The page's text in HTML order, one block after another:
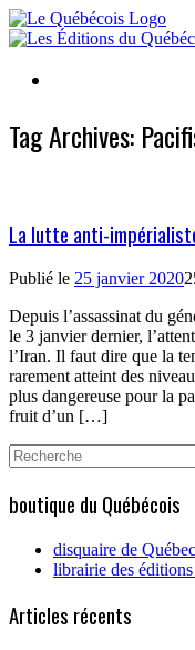
Skip
to
Tag Archives:
La lutte anti-
Publié le 25 janvier 2020
Depuis l’assassinat du
le 3 janvier dernier,
l’Iran. Il faut dire que la
rarement atteint des
plus dangereuse pour la
fruit d’un […]
Search
for:
boutique du Québécois
disquaire de
librairie des
Articles récents